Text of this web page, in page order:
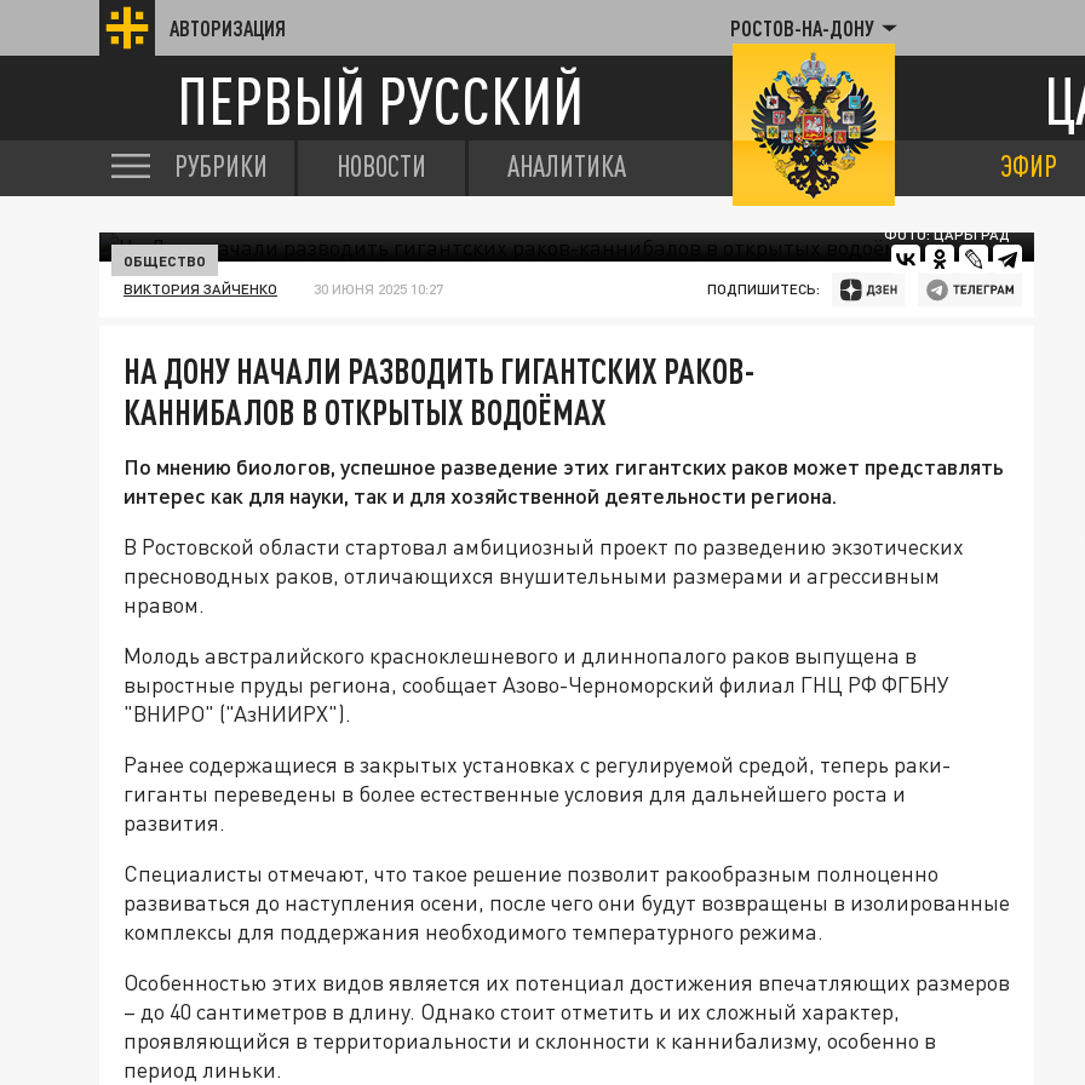
АВТОРИЗАЦИЯ РОСТОВ-НА-ДОНУ
ПЕРВЫЙ РУССКИЙ
РУБРИКИ НОВОСТИ АНАЛИТИКА ЭФИР
ФОТО: ЦАРЬГРАД
ОБЩЕСТВО
ВИКТОРИЯ ЗАЙЧЕНКО 30 ИЮНЯ 2025 10:27 ПОДПИШИТЕСЬ:
НА ДОНУ НАЧАЛИ РАЗВОДИТЬ ГИГАНТСКИХ РАКОВ-
КАННИБАЛОВ В ОТКРЫТЫХ ВОДОЁМАХ
По мнению биологов, успешное разведение этих гигантских раков может представлять
интерес как для науки, так и для хозяйственной деятельности региона.
В Ростовской области стартовал амбициозный проект по разведению экзотических
пресноводных раков, отличающихся внушительными размерами и агрессивным
нравом.
Молодь австралийского красноклешневого и длиннопалого раков выпущена в
выростные пруды региона, сообщает Азово-Черноморский филиал ГНЦ РФ ФГБНУ
"ВНИРО" ("АзНИИРХ").
Ранее содержащиеся в закрытых установках с регулируемой средой, теперь раки-
гиганты переведены в более естественные условия для дальнейшего роста и
развития.
Специалисты отмечают, что такое решение позволит ракообразным полноценно
развиваться до наступления осени, после чего они будут возвращены в изолированные
комплексы для поддержания необходимого температурного режима.
Особенностью этих видов является их потенциал достижения впечатляющих размеров
– до 40 сантиметров в длину. Однако стоит отметить и их сложный характер,
проявляющийся в территориальности и склонности к каннибализму, особенно в
период линьки.